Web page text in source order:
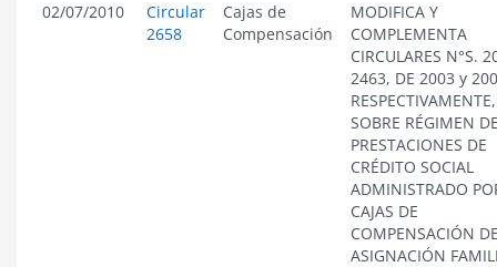
02/07/2010
Circular
2658
Cajas de
Compensación
MODIFICA Y
COMPLEMENTA
CIRCULARES N°S.
2463, DE 2003 y
RESPECTIVAMENTE,
SOBRE RÉGIMEN
PRESTACIONES DE
CRÉDITO SOCIAL
ADMINISTRADO
CAJAS DE
COMPENSACIÓN
ASIGNACIÓN